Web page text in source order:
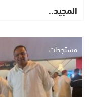
المجيد..
مستجدات